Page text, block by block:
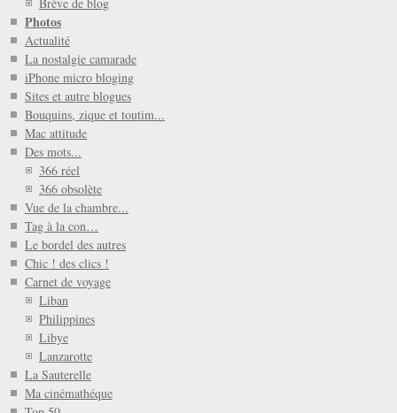
Photos
Actualité
La nostalgie camarade
iPhone micro bloging
Sites et autre blogues
Bouquins, zique et toutim...
Mac attitude
Des mots...
366 réel
366 obsolète
Vue de la chambre...
Tag à la con…
Le bordel des autres
Chic ! des clics !
Carnet de voyage
Liban
Philippines
Libye
Lanzarotte
La Sauterelle
Ma cinémathéque